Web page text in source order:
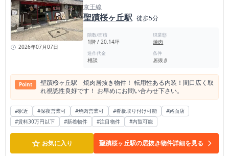
2026年07月07日
京王線
聖蹟桜ヶ丘駅 徒歩5分
階数/面積
1階 / 20.14坪
現業態
焼肉
造作代金
相談
条件
居抜き
Point
聖蹟桜ヶ丘駅 焼肉居抜き物件！ 転用性ある内装！間口広く取
れ視認性良好です！ お早めにお問い合わせ下さい。
#駅近 #深夜営業可 #焼肉営業可 #看板取り付け可能
#路面店
#賃料30万円以下
#新着物件 #注目物件 #内覧可能
☆ お気に入り 聖蹟桜ヶ丘駅の居抜き物件詳細を見る